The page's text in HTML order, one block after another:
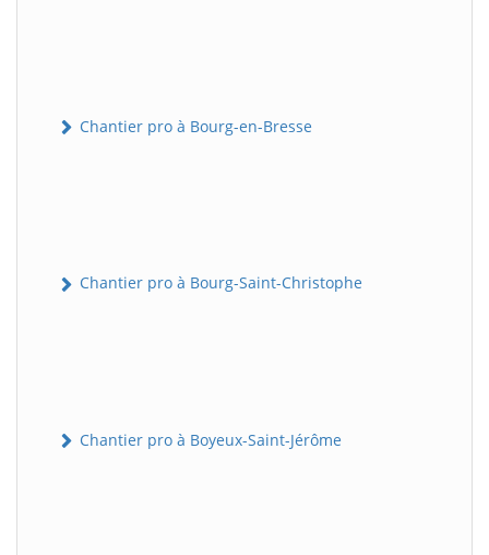
Chantier pro à Bourg-en-Bresse
Chantier pro à Bourg-Saint-Christophe
Chantier pro à Boyeux-Saint-Jérôme